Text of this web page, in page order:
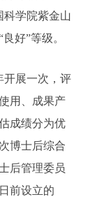
科学院紫金山
好”等级。
展一次，评
用、成果产
成绩分为优
博士后综合
后管理委员
前设立的